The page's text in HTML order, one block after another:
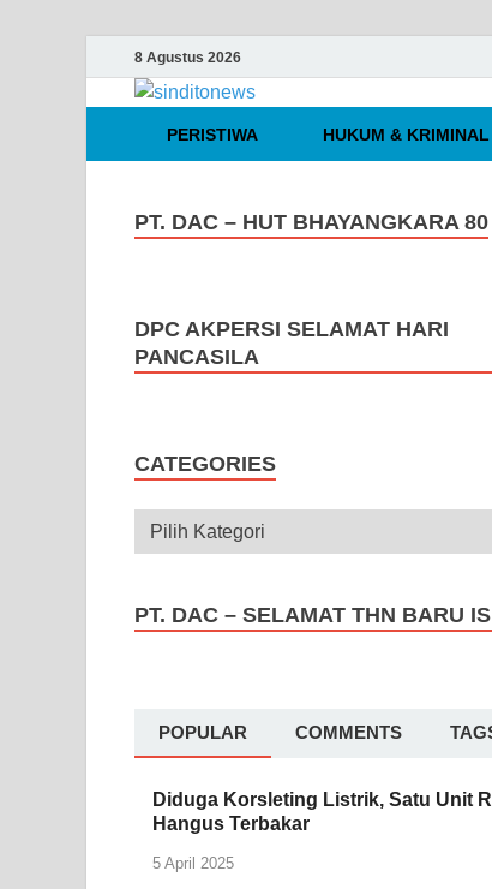
8 Agustus 2026
Media Independen Faktual
PERISTIWA
HUKUM & KRIMINAL
PT. DAC – HUT BHAYANGKARA 80
DPC AKPERSI SELAMAT HARI
PANCASILA
CATEGORIES
PT. DAC – SELAMAT THN BARU
POPULAR COMMENTS
Diduga Korsleting Listrik, Satu Unit
Hangus Terbakar
5 April 2025